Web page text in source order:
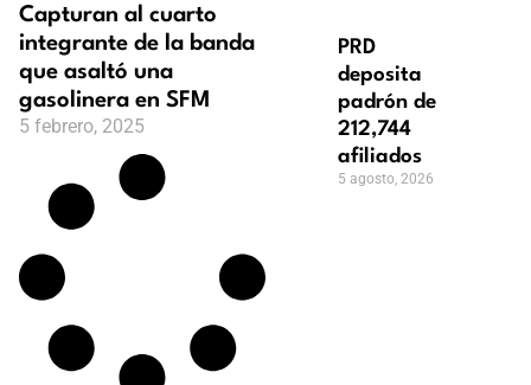
Capturan al cuarto
integrante de la banda
que asaltó una
gasolinera en SFM
5 febrero, 2025
PRD
deposita
padrón de
212,744
afiliados
5 agosto, 2026